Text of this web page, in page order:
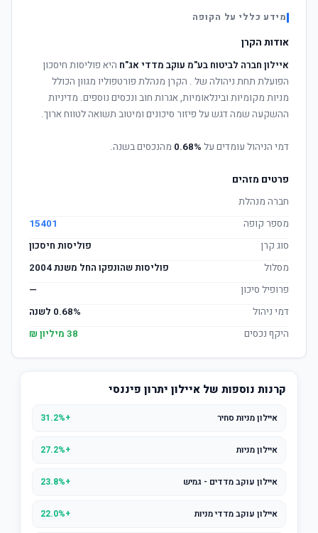
מידע כללי על הקופה
אודות הקרן
איילון חברה לביטוח בע"מ עוקב מדדי אג"ח היא פוליסות חיסכון
הפועלת תחת ניהולה של . הקרן מנהלת פורטפוליו מגוון הכולל
מניות מקומיות ובינלאומיות, אגרות חוב ונכסים נוספים. מדיניות
ההשקעה שמה דגש על פיזור סיכונים ומיטוב תשואה לטווח ארוך.
דמי הניהול עומדים על 0.68% מהנכסים בשנה.
פרטים מזהים
חברה מנהלת
מספר קופה
15401
סוג קרן
פוליסות חיסכון
מסלול
פוליסות שהונפקו החל משנת 2004
פרופיל סיכון
—
דמי ניהול
0.68% לשנה
היקף נכסים
38 מיליון ₪
קרנות נוספות של איילון יתרון פיננסי
איילון מניות סחיר +31.2%
איילון מניות +27.2%
איילון עוקב מדדים - גמיש +23.8%
איילון עוקב מדדי מניות +22.0%